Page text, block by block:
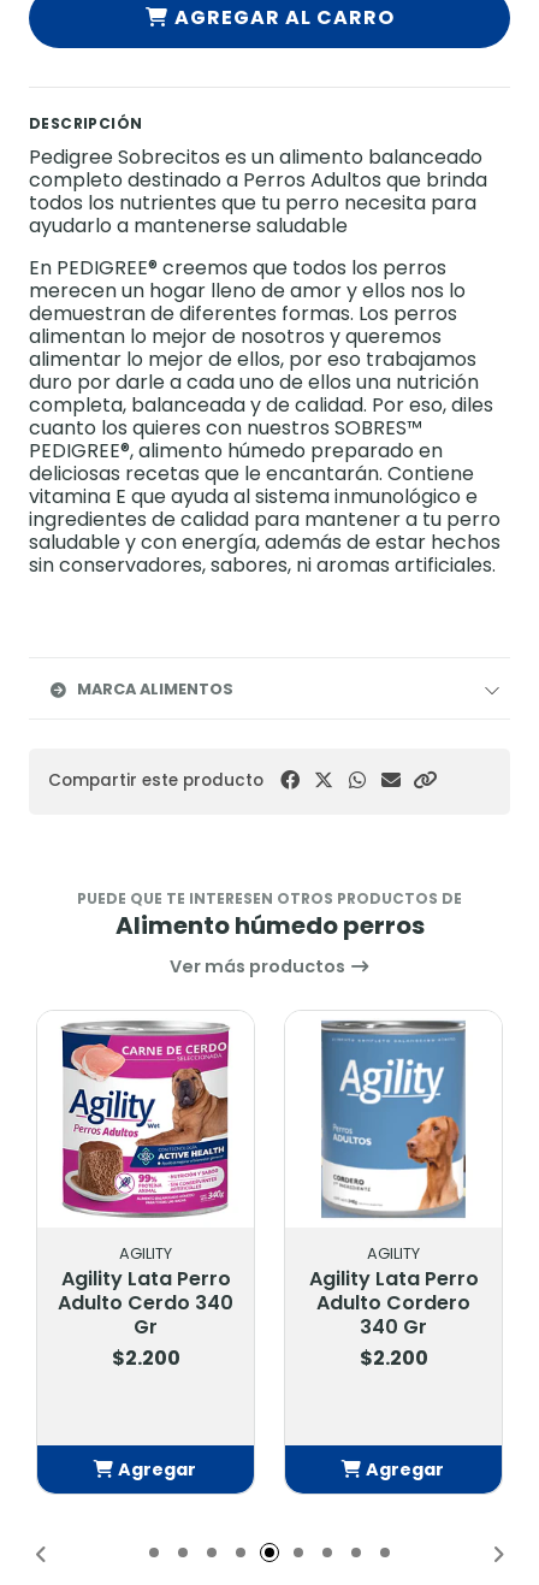
AGREGAR AL CARRO
DESCRIPCIÓN
Pedigree Sobrecitos es un alimento balanceado
completo destinado a Perros Adultos que brinda
todos los nutrientes que tu perro necesita para
ayudarlo a mantenerse saludable
En PEDIGREE® creemos que todos los perros
merecen un hogar lleno de amor y ellos nos lo
demuestran de diferentes formas. Los perros
alimentan lo mejor de nosotros y queremos
alimentar lo mejor de ellos, por eso trabajamos
duro por darle a cada uno de ellos una nutrición
completa, balanceada y de calidad.​ Por eso, diles
cuanto los quieres con nuestros SOBRES™
PEDIGREE®, alimento húmedo preparado en
deliciosas recetas que le encantarán. Contiene
vitamina E que ayuda al sistema inmunológico e
ingredientes de calidad para mantener a tu perro
saludable y con energía, además de estar hechos
sin conservadores, sabores, ni aromas artificiales.​
MARCA ALIMENTOS
Compartir este producto
PUEDE QUE TE INTERESEN OTROS PRODUCTOS DE
Alimento húmedo perros
Ver más productos
AGILITY
Agility Lata Perro
Adulto Cerdo 340
Gr
$2.200
Agregar
AGILITY
Agility Lata Perro
Adulto Cordero
340 Gr
$2.200
Agregar